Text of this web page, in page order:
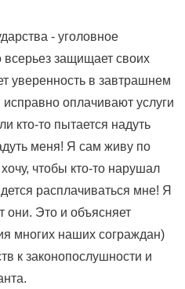
- уголовное
всерьез защищает своих
уверенность в завтрашнем
оплачивают услуги
кто-то пытается надуть
меня! Я сам живу по
чтобы кто-то нарушал
расплачиваться мне! Я
они. Это и объясняет
многих наших сограждан)
к законопослушности и